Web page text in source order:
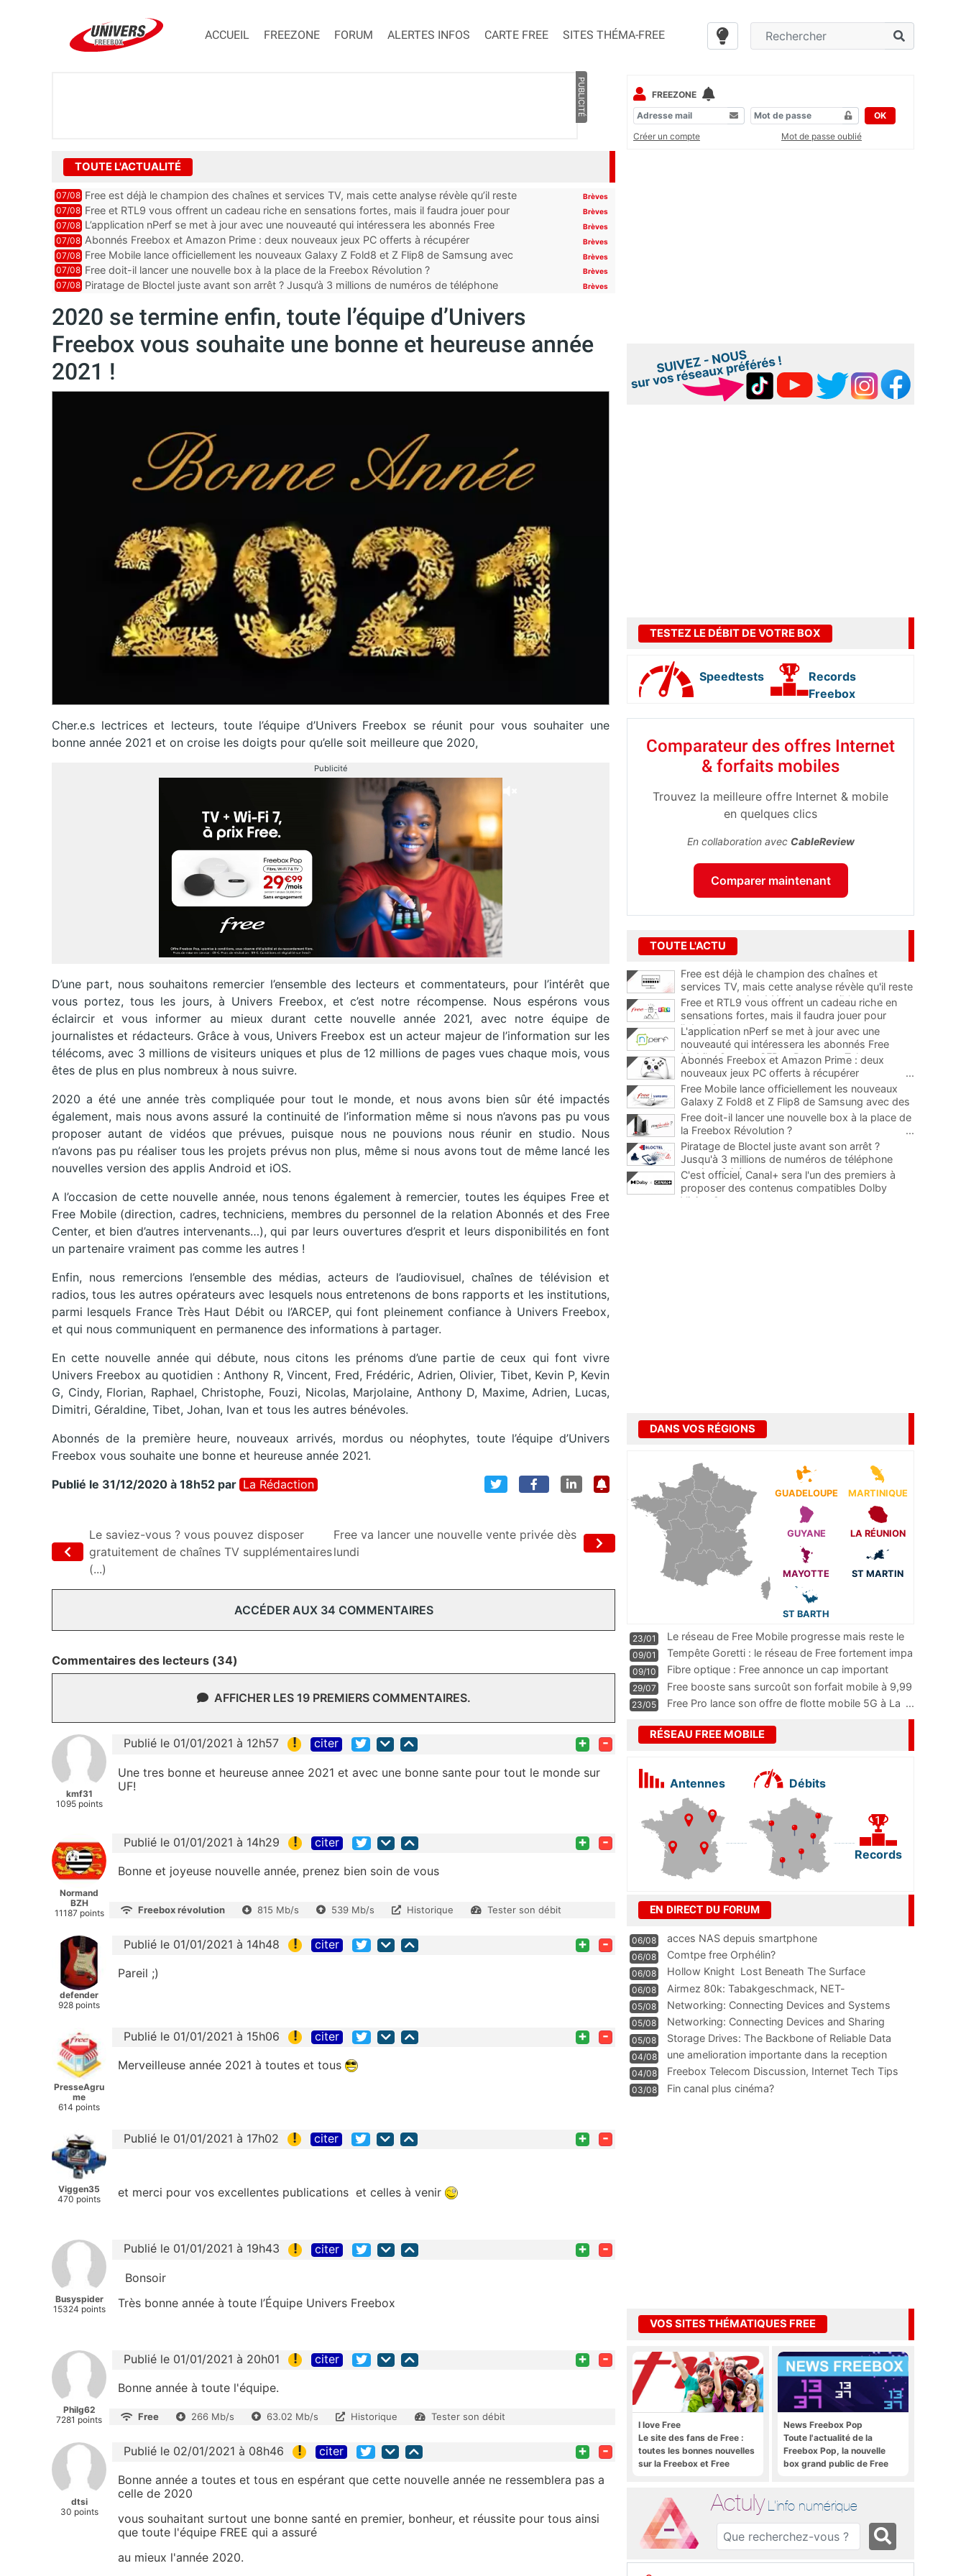
ACCUEIL FREEZONE FORUM ALERTES INFOS CARTE FREE SITES THÉMA-FREE
PUBLICITÉ
TOUTE L'ACTUALITÉ
07/08 Free est déjà le champion des chaînes et services TV, mais cette analyse révèle qu’il reste
encore au moin...
Brèves
07/08 Free et RTL9 vous offrent un cadeau riche en sensations fortes, mais il faudra jouer pour
l’obtenir
Brèves
07/08 L’application nPerf se met à jour avec une nouveauté qui intéressera les abonnés Free
Mobile, Orange, SFR ...
Brèves
07/08 Abonnés Freebox et Amazon Prime : deux nouveaux jeux PC offerts à récupérer Brèves
07/08 Free Mobile lance officiellement les nouveaux Galaxy Z Fold8 et Z Flip8 de Samsung avec
des promos et des cadeaux
Brèves
07/08 Free doit-il lancer une nouvelle box à la place de la Freebox Révolution ? Brèves
07/08 Piratage de Bloctel juste avant son arrêt ? Jusqu’à 3 millions de numéros de téléphone
Brèves
2020 se termine enfin, toute l’équipe d’Univers
Freebox vous souhaite une bonne et heureuse année
2021 !
Cher.e.s lectrices et lecteurs, toute l’équipe d’Univers Freebox se réunit pour vous souhaiter une
bonne année 2021 et on croise les doigts pour qu’elle soit meilleure que 2020,
Publicité
D’une part, nous souhaitons remercier l’ensemble des lecteurs et commentateurs, pour l’intérêt que
vous portez, tous les jours, à Univers Freebox, et c’est notre récompense. Nous espérons vous
éclaircir et vous informer au mieux durant cette nouvelle année 2021, avec notre équipe de
journalistes et rédacteurs. Grâce à vous, Univers Freebox est un acteur majeur de l’information sur les
télécoms, avec 3 millions de visiteurs uniques et plus de 12 millions de pages vues chaque mois, vous
êtes de plus en plus nombreux à nous suivre.
2020 a été une année très compliquée pour tout le monde, et nous avons bien sûr été impactés
également, mais nous avons assuré la continuité de l’information même si nous n’avons pas pu vous
proposer autant de vidéos que prévues, puisque nous ne pouvions nous réunir en studio. Nous
n’avons pas pu réaliser tous les projets prévus non plus, même si nous avons tout de même lancé les
nouvelles version des applis Android et iOS.
A l’occasion de cette nouvelle année, nous tenons également à remercier, toutes les équipes Free et
Free Mobile (direction, cadres, techniciens, membres du personnel de la relation Abonnés et des Free
Center, et bien d’autres intervenants…), qui par leurs ouvertures d’esprit et leurs disponibilités en font
un partenaire vraiment pas comme les autres !
Enfin, nous remercions l’ensemble des médias, acteurs de l’audiovisuel, chaînes de télévision et
radios, tous les autres opérateurs avec lesquels nous entretenons de bons rapports et les institutions,
parmi lesquels France Très Haut Débit ou l’ARCEP, qui font pleinement confiance à Univers Freebox,
et qui nous communiquent en permanence des informations à partager.
En cette nouvelle année qui débute, nous citons les prénoms d’une partie de ceux qui font vivre
Univers Freebox au quotidien : Anthony R, Vincent, Fred, Frédéric, Adrien, Olivier, Tibet, Kevin P, Kevin
G, Cindy, Florian, Raphael, Christophe, Fouzi, Nicolas, Marjolaine, Anthony D, Maxime, Adrien, Lucas,
Dimitri, Géraldine, Tibet, Johan, Ivan et tous les autres bénévoles.
Abonnés de la première heure, nouveaux arrivés, mordus ou néophytes, toute l’équipe d’Univers
Freebox vous souhaite une bonne et heureuse année 2021.
Publié le 31/12/2020 à 18h52 par La Rédaction
Le saviez-vous ? vous pouvez disposer
gratuitement de chaînes TV supplémentaires
(...)
Free va lancer une nouvelle vente privée dès
lundi
ACCÉDER AUX 34 COMMENTAIRES
Commentaires des lecteurs (34)
AFFICHER LES 19 PREMIERS COMMENTAIRES.
kmf31
1095 points
Publié le 01/01/2021 à 12h57 ! citer + -
Une tres bonne et heureuse annee 2021 et avec une bonne sante pour tout le monde sur
UF!
Normand
BZH
11187 points
Publié le 01/01/2021 à 14h29 ! citer + -
Bonne et joyeuse nouvelle année, prenez bien soin de vous
Freebox révolution 815 Mb/s 539 Mb/s Historique Tester son débit
defender
928 points
Publié le 01/01/2021 à 14h48 ! citer + -
Pareil ;)
PresseAgru
me
614 points
Publié le 01/01/2021 à 15h06 ! citer + -
Merveilleuse année 2021 à toutes et tous
Viggen35
470 points
Publié le 01/01/2021 à 17h02 ! citer + -
et merci pour vos excellentes publications et celles à venir
Busyspider
15324 points
Publié le 01/01/2021 à 19h43 ! citer + -
Bonsoir
Très bonne année à toute l’Équipe Univers Freebox
Philg62
7281 points
Publié le 01/01/2021 à 20h01 ! citer + -
Bonne année à toute l'équipe.
Free 266 Mb/s 63.02 Mb/s Historique Tester son débit
dtsi
30 points
Publié le 02/01/2021 à 08h46 ! citer + -
Bonne année a toutes et tous en espérant que cette nouvelle année ne ressemblera pas a
celle de 2020
vous souhaitant surtout une bonne santé en premier, bonheur, et réussite pour tous ainsi
que toute l'équipe FREE qui a assuré
au mieux l'année 2020.
FREEZONE
OK
Créer un compte
Mot de passe oublié
TESTEZ LE DÉBIT DE VOTRE BOX
Speedtests
Records
Freebox
Comparateur des offres Internet
& forfaits mobiles
Trouvez la meilleure offre Internet & mobile
en quelques clics
En collaboration avec CableReview
Comparer maintenant
TOUTE L'ACTU
Free est déjà le champion des chaînes et
services TV, mais cette analyse révèle qu'il reste
encore au moins 141 ajouts possibles
Free et RTL9 vous offrent un cadeau riche en
sensations fortes, mais il faudra jouer pour
l'obtenir
L'application nPerf se met à jour avec une
nouveauté qui intéressera les abonnés Free
Mobile, Orange, SFR et Bouygues Telecom
Abonnés Freebox et Amazon Prime : deux
nouveaux jeux PC offerts à récupérer
...
Free Mobile lance officiellement les nouveaux
Galaxy Z Fold8 et Z Flip8 de Samsung avec des
promos et des cadeaux
...
Free doit-il lancer une nouvelle box à la place de
la Freebox Révolution ?
...
Piratage de Bloctel juste avant son arrêt ?
Jusqu'à 3 millions de numéros de téléphone
auraient fuité
C'est officiel, Canal+ sera l'un des premiers à
proposer des contenus compatibles Dolby
Vision 2
DANS VOS RÉGIONS
GUADELOUPE MARTINIQUE
GUYANE LA RÉUNION
MAYOTTE ST MARTIN
ST BARTH
23/01
Le réseau de Free Mobile progresse mais reste le
m
...
09/01
Tempête Goretti : le réseau de Free fortement impa
09/10
Fibre optique : Free annonce un cap important
pass
...
29/07
Free booste sans surcoût son forfait mobile à 9,99
23/05 Free Pro lance son offre de flotte mobile 5G à La ...
RÉSEAU FREE MOBILE
Antennes Débits
Records
EN DIRECT DU FORUM
06/08 acces NAS depuis smartphone
06/08 Comtpe free Orphélin?
06/08 Hollow Knight  Lost Beneath The Surface
06/08
Airmez 80k: Tabakgeschmack, NET-
Technologie und Leistung im
05/08 Networking: Connecting Devices and Systems
05/08
Networking: Connecting Devices and Sharing
Information
05/08
Storage Drives: The Backbone of Reliable Data
Management
04/08
une amelioration importante dans la reception
WIFI
04/08
Freebox Telecom Discussion, Internet Tech Tips
Communi
03/08 Fin canal plus cinéma?
VOS SITES THÉMATIQUES FREE
I love Free
Le site des fans de Free :
toutes les bonnes nouvelles
sur la Freebox et Free
News Freebox Pop
Toute l'actualité de la
Freebox Pop, la nouvelle
box grand public de Free
Actuly L'info numérique